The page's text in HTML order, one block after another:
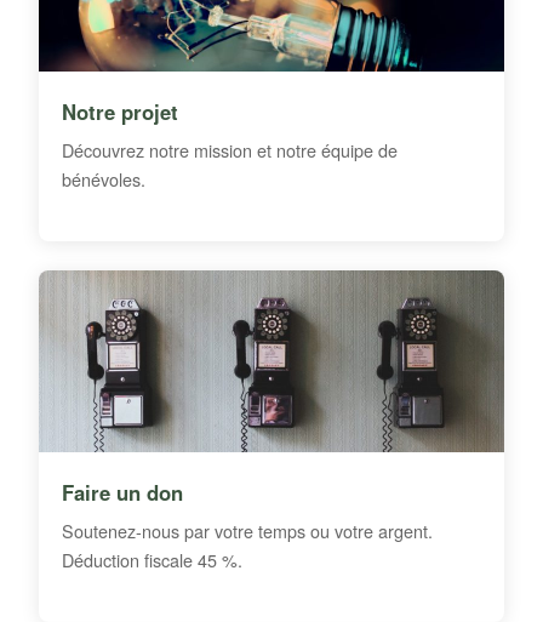
Notre projet
Découvrez notre mission et notre équipe de
bénévoles.
Faire un don
Soutenez-nous par votre temps ou votre argent.
Déduction fiscale 45 %.